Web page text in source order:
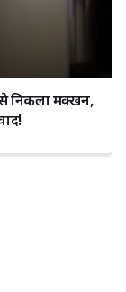
निकला मक्खन,